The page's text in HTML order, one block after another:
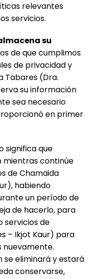
relevantes
servicios.
su
de que cumplimos
de privacidad y
Tabares (Dra.
su información
sea necesario
en primer
significa que
mientras continúe
de Chamaida
habiendo
un período de
de hacerlo, para
servicios de
– Ikjot Kaur) para
nuevamente.
se eliminará y estará
conservarse,